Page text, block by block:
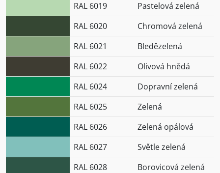
RAL 6019
Pastelová zelená
RAL 6020
Chromová zelená
RAL 6021
Bledězelená
RAL 6022
Olivová hnědá
RAL 6024
Dopravní zelená
RAL 6025
Zelená
RAL 6026
Zelená opálová
RAL 6027
Světle zelená
RAL 6028
Borovicová zelená